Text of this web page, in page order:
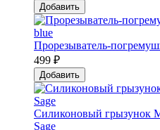
Добавить
Прорезыватель-
499 ₽
Добавить
Силиконовый грызунок
Sage